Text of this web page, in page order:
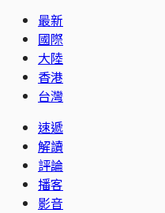
最新
國際
大陸
香港
台灣
速遞
解讀
評論
播客
影音